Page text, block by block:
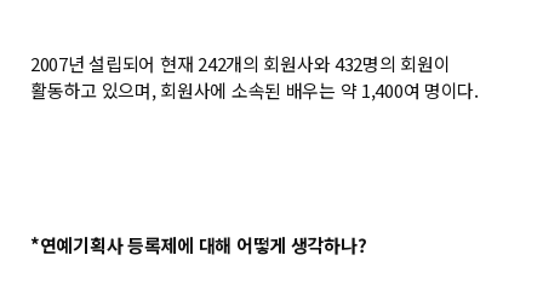
2007년 설립되어 현재 242개의 회원사와 432명의 회원이
활동하고 있으며, 회원사에 소속된 배우는 약 1,400여 명이다.
*연예기획사 등록제에 대해 어떻게 생각하나?